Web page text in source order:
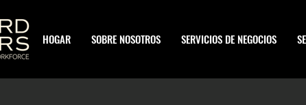
HOGAR SOBRE NOSOTROS SERVICIOS DE NEGOCIOS